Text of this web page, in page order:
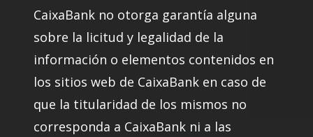
CaixaBank no otorga garantía alguna
sobre la licitud y legalidad de la
información o elementos contenidos en
los sitios web de CaixaBank en caso de
que la titularidad de los mismos no
corresponda a CaixaBank ni a las